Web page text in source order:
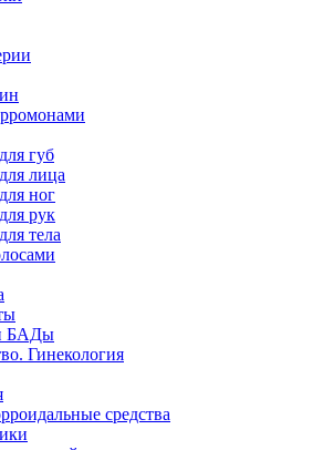
губ
лица
ног
рук
тела
БАДы
Гинекология
средства